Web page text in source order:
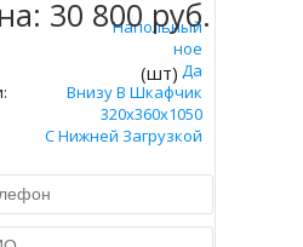
Напольный
Компрессорное
Да
Внизу В Шкафчик
320x360х1050
С Нижней Загрузкой
30 800 руб.
(шт)